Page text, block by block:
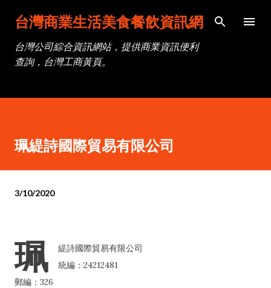
跳到主要內容
台灣商業生活美食餐飲資訊網
台灣公司綜合資訊網站，提供商業資訊便利
查詢，台灣工商黃頁。
珮緹詩國際貿易有限公司
3/10/2020
珮
緹詩國際貿易有限公司
統編：24212481
郵編：326